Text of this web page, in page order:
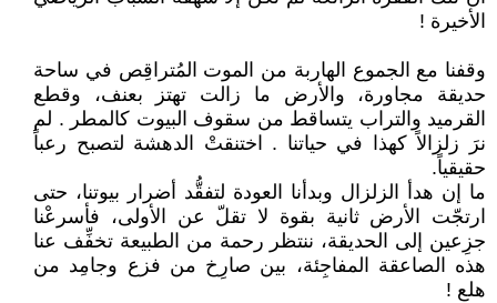
الأخيرة !
وقفنا مع الجموع الهاربة من الموت المُتراقِص في ساحة
حديقة مجاورة، والأرض ما زالت تهتز بعنف، وقطع
القرميد والتراب يتساقط من سقوف البيوت كالمطر . لم
نرَ زلزالاً كهذا في حياتنا . اختنقتْ الدهشة لتصبح رعباً
حقيقياً.
ما إن هدأ الزلزال وبدأنا العودة لتفقُّد أضرار بيوتنا، حتى
ارتجّت الأرض ثانية بقوة لا تقلّ عن الأولى، فأسرعْنا
جزِعين إلى الحديقة، ننتظر رحمة من الطبيعة تخفِّف عنا
هذه الصاعقة المفاجِئة، بين صارِخ من فزع وجامِد من
هلع !